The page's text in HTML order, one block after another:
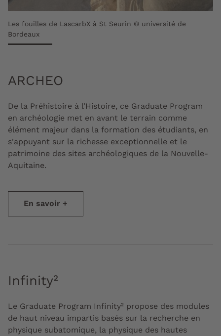
Les fouilles de LascarbX à St Seurin © université de
Bordeaux
ARCHEO
De la Préhistoire à l’Histoire, ce Graduate Program
en archéologie met en avant le terrain comme
élément majeur dans la formation des étudiants, en
s'appuyant sur la richesse exceptionnelle et le
patrimoine des sites archéologiques de la Nouvelle-
Aquitaine.
En savoir +
Infinity²
Le Graduate Program Infinity² propose des modules
de haut niveau impartis basés sur la recherche en
physique subatomique, la physique des hautes